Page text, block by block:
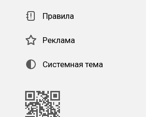
Правила
Реклама
Системная тема